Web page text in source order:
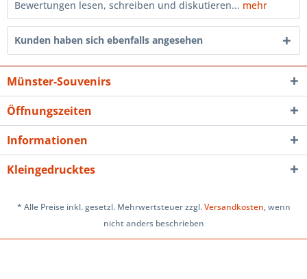
Bewertungen lesen, schreiben und diskutieren... mehr
Kunden haben sich ebenfalls angesehen
Münster-Souvenirs
Öffnungszeiten
Informationen
Kleingedrucktes
* Alle Preise inkl. gesetzl. Mehrwertsteuer zzgl.Versandkosten, wenn
nicht anders beschrieben